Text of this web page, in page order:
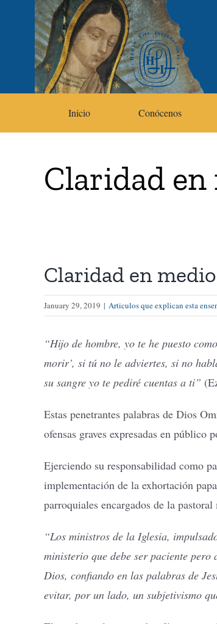
Inicio Conócenos
Claridad
Claridad en
January 29, 2019 | Articulos que explican esta
“Hijo de hombre, yo te he puesto
morir’, si tú no le adviertes, si no
su sangre yo te pediré cuentas a ti”
Estas penetrantes palabras de Dios
ofensas graves expresadas en público
Ejerciendo su responsabilidad como
implementación de la exhortación
parroquiales encargados de la
“Los ministros de la Iglesia,
ministerio que debe ser paciente
Dios, confiando en las palabras de
evitar, por un lado, un subjetivismo